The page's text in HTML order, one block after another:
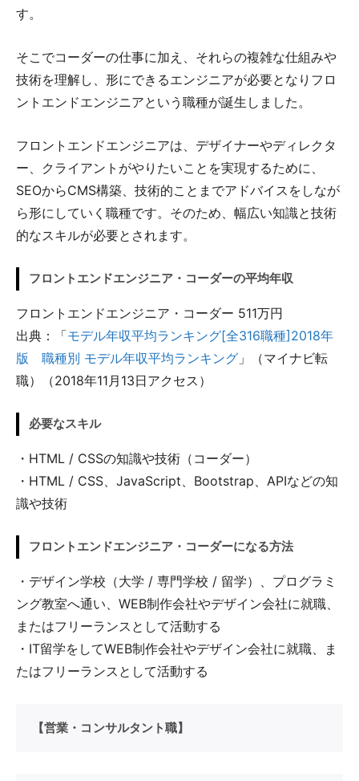
す。
そこでコーダーの仕事に加え、それらの複雑な仕組みや
技術を理解し、形にできるエンジニアが必要となりフロ
ントエンドエンジニアという職種が誕生しました。
フロントエンドエンジニアは、デザイナーやディレクタ
ー、クライアントがやりたいことを実現するために、
SEOからCMS構築、技術的ことまでアドバイスをしなが
ら形にしていく職種です。そのため、幅広い知識と技術
的なスキルが必要とされます。
フロントエンドエンジニア・コーダーの平均年収
フロントエンドエンジニア・コーダー 511万円
出典：「モデル年収平均ランキング[全316職種]2018年
版 職種別 モデル年収平均ランキング 」（マイナビ転
職）（2018年11月13日アクセス）
必要なスキル
・HTML / CSSの知識や技術（コーダー）
・HTML / CSS、JavaScript、Bootstrap、APIなどの知
識や技術
フロントエンドエンジニア・コーダーになる方法
・デザイン学校（大学 / 専門学校 / 留学）、プログラミ
ング教室へ通い、WEB制作会社やデザイン会社に就職、
またはフリーランスとして活動する
・IT留学をしてWEB制作会社やデザイン会社に就職、ま
たはフリーランスとして活動する
【営業・コンサルタント職】